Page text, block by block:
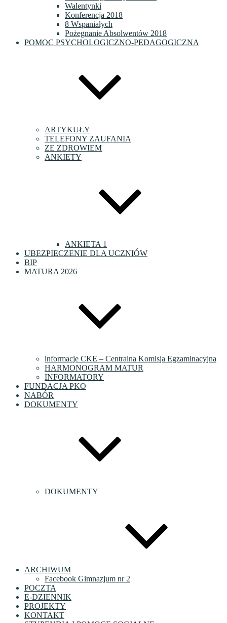
Walentynki
Konferencja 2018
8 Wspaniałych
Pożegnanie Absolwentów 2018
POMOC PSYCHOLOGICZNO-PEDAGOGICZNA
ARTYKUŁY
TELEFONY ZAUFANIA
ZE ZDROWIEM
ANKIETY
ANKIETA 1
UBEZPIECZENIE DLA UCZNIÓW
BIP
MATURA 2026
informacje CKE – Centralna Komisja Egzaminacyjna
HARMONOGRAM MATUR
INFORMATORY
FUNDACJA PKO
NABÓR
DOKUMENTY
DOKUMENTY
ARCHIWUM
Facebook Gimnazjum nr 2
POCZTA
E-DZIENNIK
PROJEKTY
KONTAKT